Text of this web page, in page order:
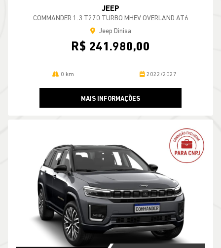
JEEP
COMMANDER 1.3 T270 TURBO MHEV OVERLAND AT6
Jeep Dinisa
R$ 241.980,00
0 km 2022/2027
MAIS INFORMAÇÕES